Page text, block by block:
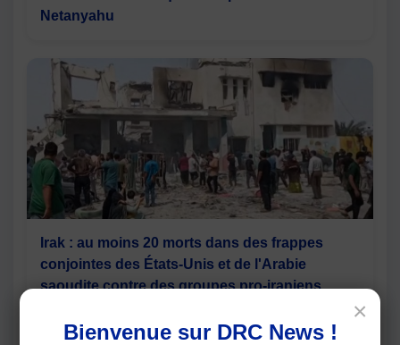
Netanyahu
Irak : au moins 20 morts dans des frappes
conjointes des États-Unis et de l'Arabie
saoudite contre des groupes pro-iraniens
×
Bienvenue sur DRC News !